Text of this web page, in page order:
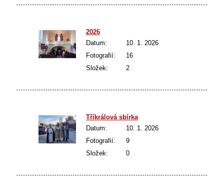
2026
Datum:
10. 1. 2026
Fotografií:
16
Složek:
2
Tříkrálová sbírka
Datum:
10. 1. 2026
Fotografií:
9
Složek:
0